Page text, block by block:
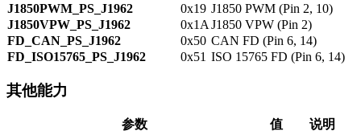
J1850PWM_PS_J1962
0x19 J1850 PWM (Pin 2, 10)
J1850VPW_PS_J1962
0x1A J1850 VPW (Pin 2)
FD_CAN_PS_J1962
0x50 CAN FD (Pin 6, 14)
FD_ISO15765_PS_J1962
0x51 ISO 15765 FD (Pin 6, 14)
其他能力
参数 值 说明